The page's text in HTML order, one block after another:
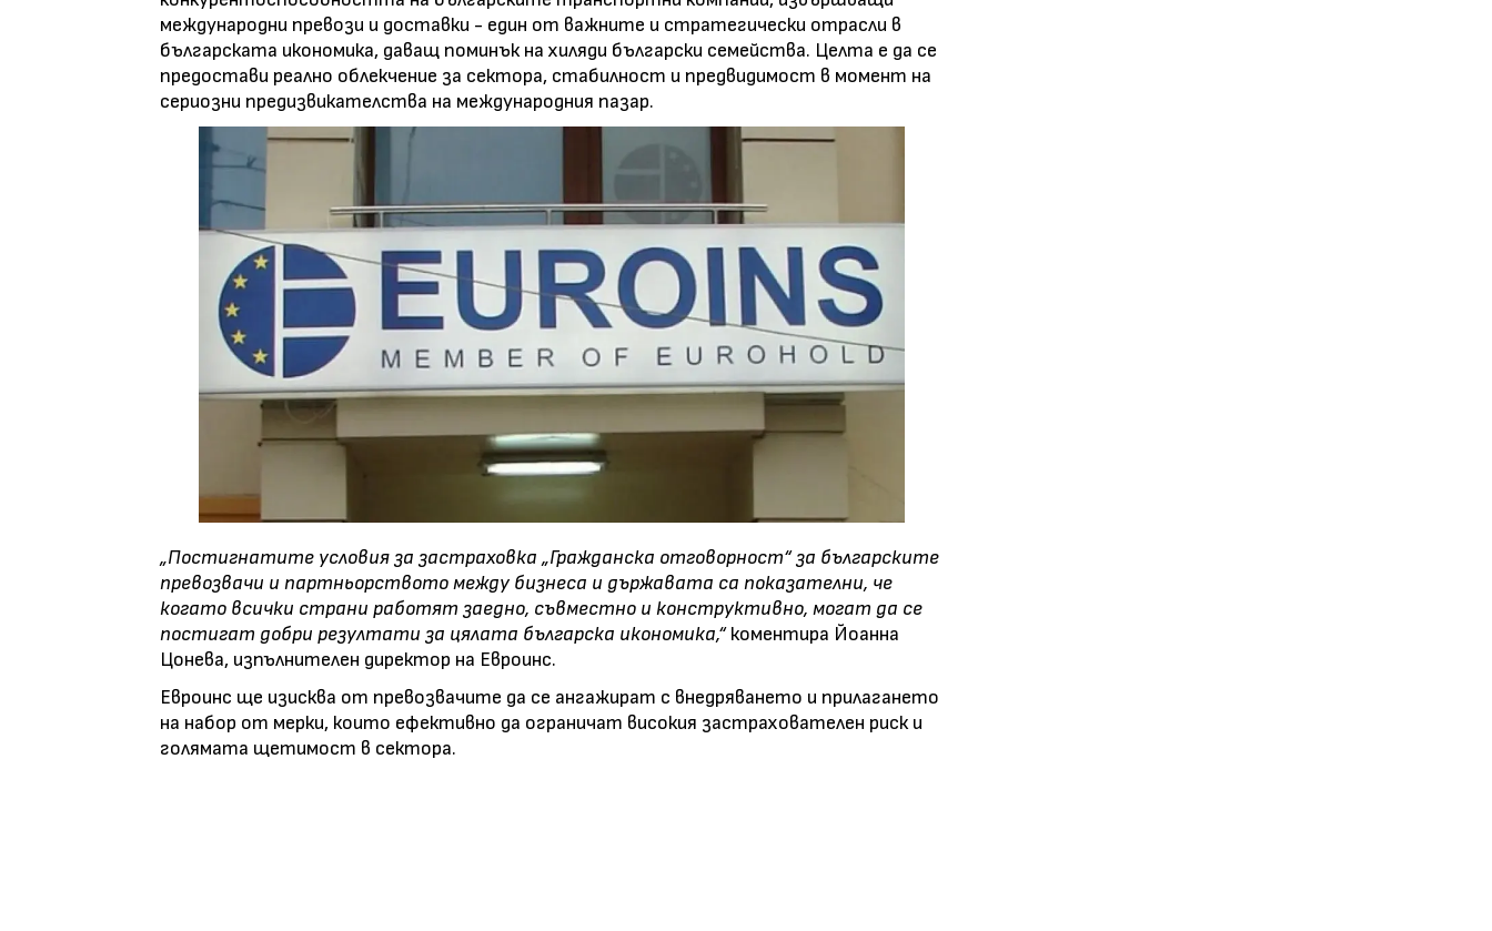
международни превози и доставки - един от важните и стратегически отрасли в
българската икономика, даващ поминък на хиляди български семейства. Целта е да се
предостави реално облекчение за сектора, стабилност и предвидимост в момент на
сериозни предизвикателства на международния пазар.
„Постигнатите условия за застраховка „Гражданска отговорност“ за българските
превозвачи и партньорството между бизнеса и държавата са показателни, че
когато всички страни работят заедно, съвместно и конструктивно, могат да се
постигат добри резултати за цялата българска икономика,“коментира Йоанна
Цонева, изпълнителен директор на Евроинс.
Евроинс ще изисква от превозвачите да се ангажират с внедряването и прилагането
на набор от мерки, които ефективно да ограничат високия застрахователен риск и
голямата щетимост в сектора.